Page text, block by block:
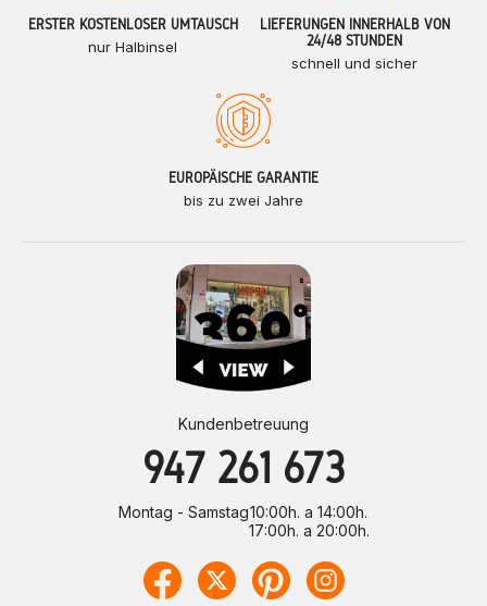
ERSTER KOSTENLOSER UMTAUSCH
nur Halbinsel
LIEFERUNGEN INNERHALB VON
24/48 STUNDEN
schnell und sicher
EUROPÄISCHE GARANTIE
bis zu zwei Jahre
Kundenbetreuung
947 261 673
Montag - Samstag10:00h. a 14:00h.
17:00h. a 20:00h.